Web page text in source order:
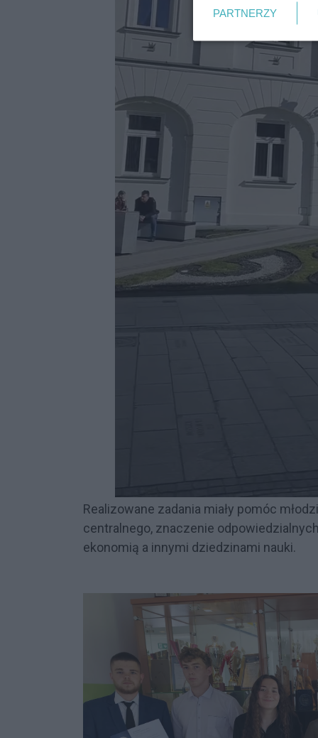
Realizowane zadania miały pomóc
centralnego, znaczenie
ekonomią a innymi dziedzinami nauki.
PARTNERZY